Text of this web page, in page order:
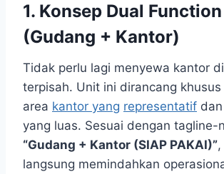
1. Konsep Dual Function
(Gudang + Kantor)
Tidak perlu lagi menyewa kantor
terpisah. Unit ini dirancang
area kantor yang representatif
yang luas. Sesuai dengan tagline-
“Gudang + Kantor (SIAP PAKAI)”
langsung memindahkan